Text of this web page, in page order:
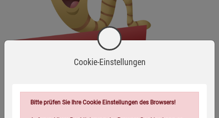
Cookie-Einstellungen
Bitte prüfen Sie Ihre Cookie Einstellungen des Browsers!